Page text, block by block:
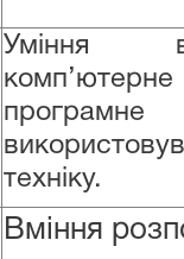
Уміння
програмне
техніку.
Вміння